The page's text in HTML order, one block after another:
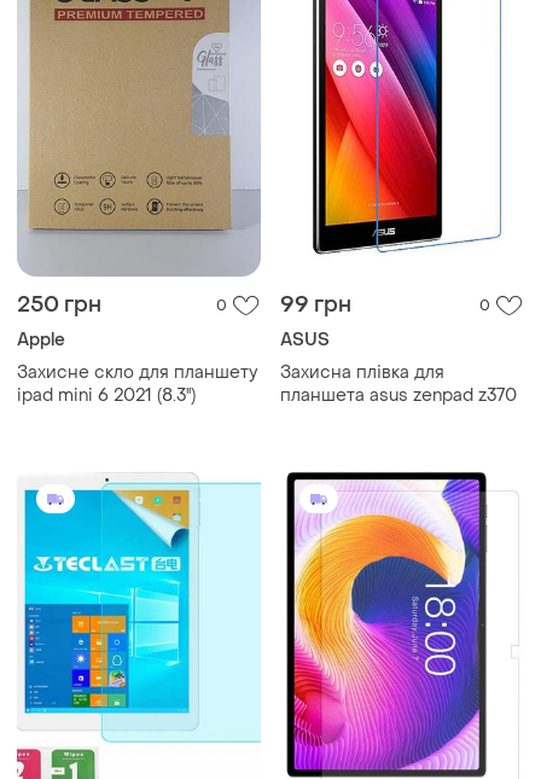
250 грн 0
Apple
Захисне скло для планшету
ipad mini 6 2021 (8.3'')
99 грн 0
ASUS
Захисна плівка для
планшета asus zenpad z370